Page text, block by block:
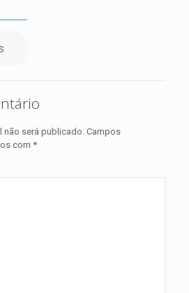
não será publicado. Campos
com *